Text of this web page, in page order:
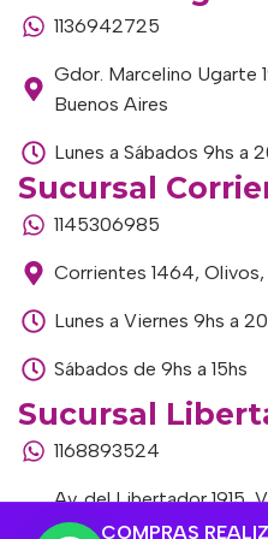
COMPRAS
1136942725
Gdor. Marcelino Ugarte
Buenos Aires
Lunes a Sábados 9hs a
Sucursal
1145306985
Corrientes 1464,
Lunes a Viernes 9hs a
Sábados de 9hs a 15hs
Sucursal
1168893524
Av. del Libertador 1915,
Buenos Aires